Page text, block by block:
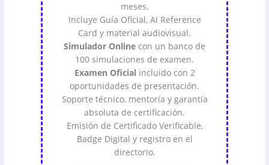
meses.
Incluye Guía Oficial, AI Reference
Card y material audiovisual.
Simulador Online con un banco de
100 simulaciones de examen.
Examen Oficial incluido con 2
oportunidades de presentación.
Soporte técnico, mentoría y garantía
absoluta de certificación.
Emisión de Certificado Verificable,
Badge Digital y registro en el
directorio.